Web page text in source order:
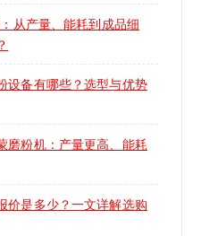
从产量、能耗到成品细
设备有哪些？选型与优势
磨粉机：产量更高、能耗
价是多少？一文详解选购